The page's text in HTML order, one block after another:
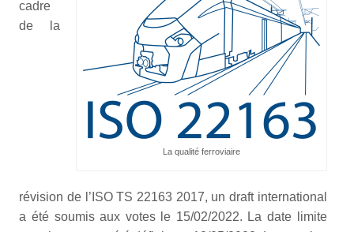
La qualité ferroviaire
cadre
de la
révision de l’ISO TS 22163 2017, un draft international
a été soumis aux votes le 15/02/2022. La date limite